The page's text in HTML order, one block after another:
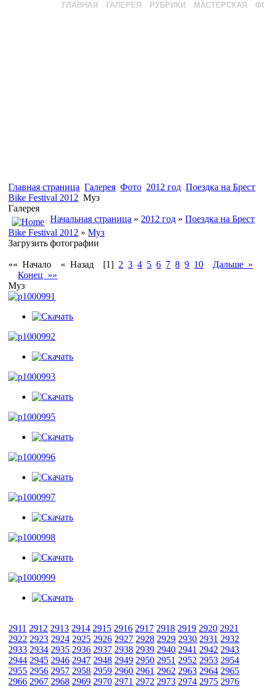
ГЛАВНАЯ ГАЛЕРЕЯ РУБРИКИ МАСТЕРСКАЯ
Главная страница Галерея Фото 2012 год Поездка на Брест
Bike Festival 2012 Муз
Галерея
Начальная страница » 2012 год »Поездка на Брест
Bike Festival 2012 »Муз
Загрузить фотографии
«« Начало « Назад [1] 2 3 4 5 6 7 8 9 10
Дальше »
Конец »»
Муз
2911 2912 2913 2914 2915 2916 2917 2918 2919 2920 2921
2922 2923 2924 2925 2926 2927 2928 2929 2930 2931 2932
2933 2934 2935 2936 2937 2938 2939 2940 2941 2942 2943
2944 2945 2946 2947 2948 2949 2950 2951 2952 2953 2954
2955 2956 2957 2958 2959 2960 2961 2962 2963 2964 2965
2966 2967 2968 2969 2970 2971 2972 2973 2974 2975 2976